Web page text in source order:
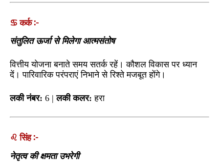
♋ कर्क :-
संतुलित ऊर्जा से मिलेगा आत्मसंतोष
वित्तीय योजना बनाते समय सतर्क रहें। कौशल विकास पर ध्यान
दें। पारिवारिक परंपराएं निभाने से रिश्ते मजबूत होंगे।
लकी नंबर: 6 |लकी कलर: हरा
♌ सिंह :-
नेतृत्व की क्षमता उभरेगी